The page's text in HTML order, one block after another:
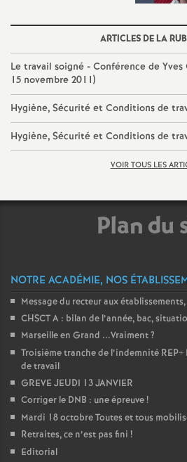
ARTICLES DE LA
Le travail soigné - Conférence de
15 novembre 2011)
Hygiène, Sécurité et Conditions de
Hygiène, Sécurité et Conditions de
VOIR TOUS LES
Plan du
NOTRE ACADÉMIE, NOS
Message du recteur aux
CHSCT A : bilan de l’année, bac,
Marseille en Grand ...Vraiment?
Troisième tranche de l’indemnité
de travail
GREVE JEUDI 13 JANVIER
Corriger le DNB : une épreuve!
Mardi 18 octobre Toutes et tous
Retraites, ce n’est pas fini !
Editorial